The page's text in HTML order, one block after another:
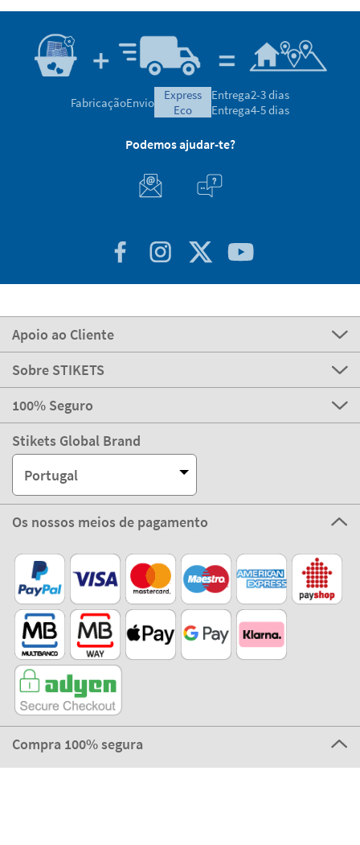
Podemos ajudar-te?
Stikets Global Brand
Portugal
Os nossos meios de pagamento
Compra 100% segura
©2026 The Stikets Company
Termos de utilização